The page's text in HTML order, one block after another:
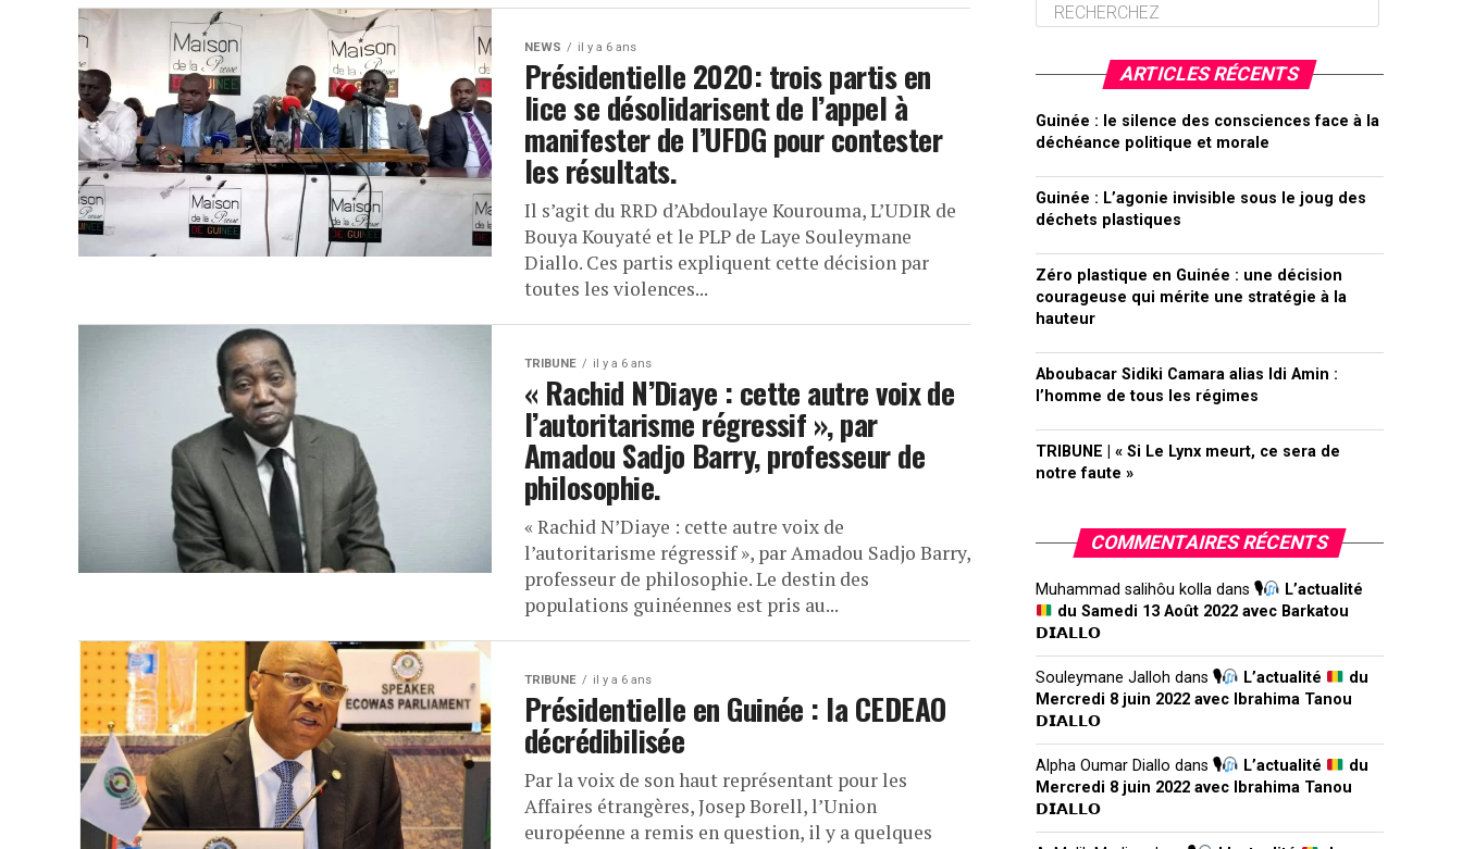
NEWS il y a 6 ans
Présidentielle 2020: trois partis en
lice se désolidarisent de l’appel à
manifester de l’UFDG pour contester
les résultats.
Il s’agit du RRD d’Abdoulaye Kourouma, L’UDIR de
Bouya Kouyaté et le PLP de Laye Souleymane
Diallo. Ces partis expliquent cette décision par
toutes les violences...
TRIBUNE il y a 6 ans
« Rachid N’Diaye : cette autre voix de
l’autoritarisme régressif », par
Amadou Sadjo Barry, professeur de
philosophie.
« Rachid N’Diaye : cette autre voix de
l’autoritarisme régressif », par Amadou Sadjo Barry,
professeur de philosophie. Le destin des
populations guinéennes est pris au...
TRIBUNE il y a 6 ans
Présidentielle en Guinée : la CEDEAO
décrédibilisée
Par la voix de son haut représentant pour les
Affaires étrangères, Josep Borell, l’Union
européenne a remis en question, il y a quelques
ARTICLES RÉCENTS
Guinée : le silence des consciences face à la
déchéance politique et morale
Guinée : L’agonie invisible sous le joug des
déchets plastiques
Zéro plastique en Guinée : une décision
courageuse qui mérite une stratégie à la
hauteur
Aboubacar Sidiki Camara alias Idi Amin :
l’homme de tous les régimes
TRIBUNE | « Si Le Lynx meurt, ce sera de
notre faute »
COMMENTAIRES RÉCENTS
Muhammad salihôu kolla dans 🎙
L’actualité
du Samedi 13 Août 2022 avec Barkatou
𝗗𝗜𝗔𝗟𝗟𝗢
Souleymane Jalloh dans 🎙 L’actualité
du
Mercredi 8 juin 2022 avec Ibrahima Tanou
𝗗𝗜𝗔𝗟𝗟𝗢
Alpha Oumar Diallo dans 🎙 L’actualité
du
Mercredi 8 juin 2022 avec Ibrahima Tanou
𝗗𝗜𝗔𝗟𝗟𝗢